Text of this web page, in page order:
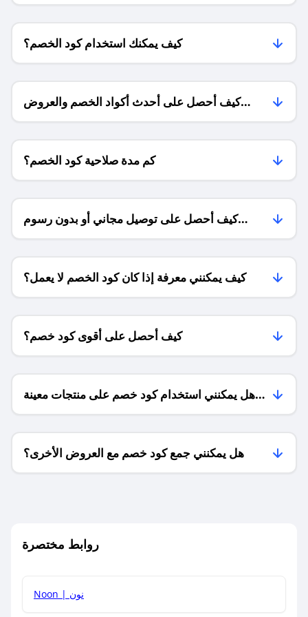
كيف يمكنك استخدام كود الخصم؟
كيف أحصل على أحدث أكواد الخصم والعروض
للمتاجر؟
كم مدة صلاحية كود الخصم؟
كيف أحصل على توصيل مجاني أو بدون رسوم
الشحن ؟
كيف يمكنني معرفة إذا كان كود الخصم لا يعمل؟
كيف أحصل على أقوى كود خصم؟
هل يمكنني استخدام كود خصم على منتجات معينة
فقط؟
هل يمكنني جمع كود خصم مع العروض الأخرى؟
روابط مختصرة
Noon | نون